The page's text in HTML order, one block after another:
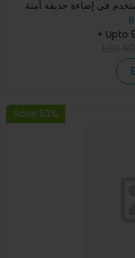
في إضاءة حديقة آمنة
+ Upto
Save 53%